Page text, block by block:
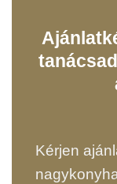
Kérjen